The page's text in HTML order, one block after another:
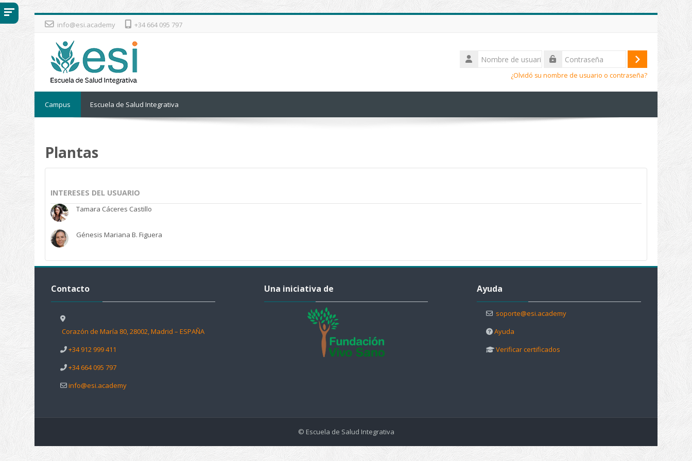
Salta al contenido principal
info@esi.academy +34 664 095 797
Nombre
de
Acceder
¿Olvidó su nombre de usuario o contraseña?
Campus Escuela de Salud Integrativa
Plantas
INTERESES DEL USUARIO
Tamara Cáceres Castillo
Génesis Mariana B. Figuera
Contacto
Corazón de María 80, 28002, Madrid – ESPAÑA
+34 912 999 411
+34 664 095 797
info@esi.academy
Una iniciativa de Ayuda
soporte@esi.academy
Ayuda
Verificar certificados
© Escuela de Salud Integrativa